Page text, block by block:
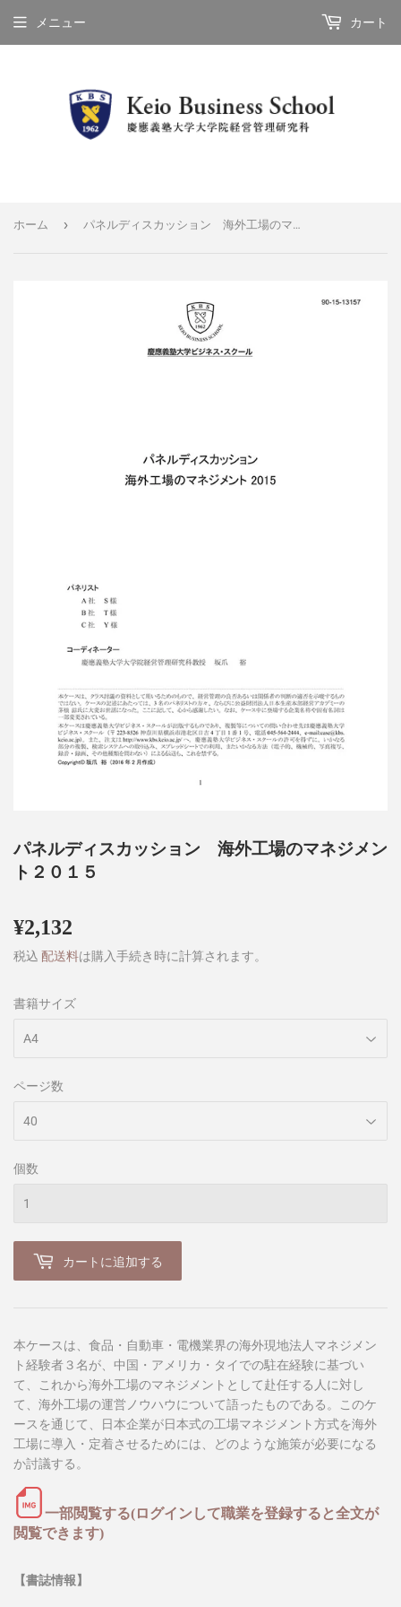
メニュー カート
ホーム › パネルディスカッション 海外工場のマネジメント２０１５
パネルディスカッション 海外工場のマネジメン
ト２０１５
¥2,132
税込 配送料は購入手続き時に計算されます。
書籍サイズ
ページ数
個数
カートに追加する
本ケースは、食品・自動車・電機業界の海外現地法人マネジメン
ト経験者３名が、中国・アメリカ・タイでの駐在経験に基づい
て、これから海外工場のマネジメントとして赴任する人に対し
て、海外工場の運営ノウハウについて語ったものである。このケ
ースを通じて、日本企業が日本式の工場マネジメント方式を海外
工場に導入・定着させるためには、どのような施策が必要になる
か討議する。
一部閲覧する(ログインして職業を登録すると全文が
閲覧できます)
【書誌情報】